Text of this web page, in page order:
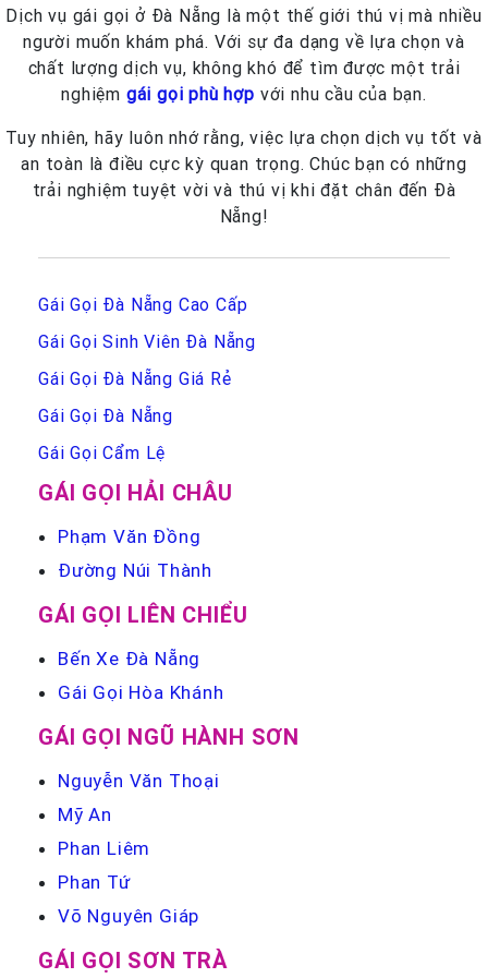
Dịch vụ gái gọi ở Đà Nẵng là một thế giới thú vị mà nhiều
người muốn khám phá. Với sự đa dạng về lựa chọn và
chất lượng dịch vụ, không khó để tìm được một trải
nghiệm gái gọi phù hợp với nhu cầu của bạn.
Tuy nhiên, hãy luôn nhớ rằng, việc lựa chọn dịch vụ tốt và
an toàn là điều cực kỳ quan trọng. Chúc bạn có những
trải nghiệm tuyệt vời và thú vị khi đặt chân đến Đà
Nẵng!
Gái Gọi Đà Nẵng Cao Cấp
Gái Gọi Sinh Viên Đà Nẵng
Gái Gọi Đà Nẵng Giá Rẻ
Gái Gọi Đà Nẵng
Gái Gọi Cẩm Lệ
GÁI GỌI HẢI CHÂU
Phạm Văn Đồng
Đường Núi Thành
GÁI GỌI LIÊN CHIỂU
Bến Xe Đà Nẵng
Gái Gọi Hòa Khánh
GÁI GỌI NGŨ HÀNH SƠN
Nguyễn Văn Thoại
Mỹ An
Phan Liêm
Phan Tứ
Võ Nguyên Giáp
GÁI GỌI SƠN TRÀ